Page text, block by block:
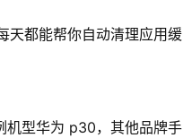
天都能帮你自动清理应用缓
型华为 p30，其他品牌手